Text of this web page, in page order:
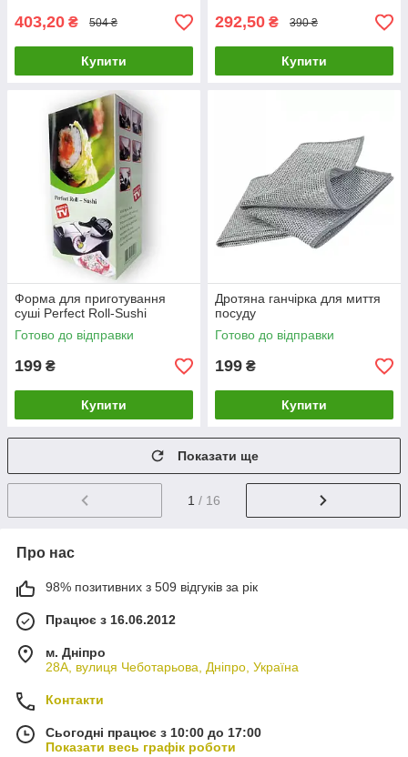
403,20 ₴ 504 ₴
Купити
292,50 ₴ 390 ₴
Купити
Форма для приготування
суші Perfect Roll-Sushi
Готово до відправки
199 ₴
Купити
Дротяна ганчірка для миття
посуду
Готово до відправки
199 ₴
Купити
Показати ще
1 / 16
Про нас
98% позитивних з 509 відгуків за рік
Працює з 16.06.2012
м. Дніпро
28А, вулиця Чеботарьова, Дніпро, Україна
Контакти
Сьогодні працює з 10:00 до 17:00
Показати весь графік роботи